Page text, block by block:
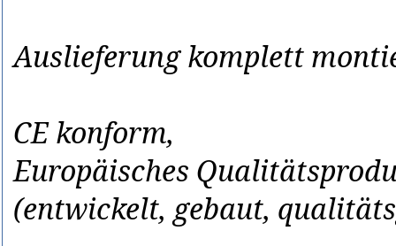
Auslieferung komplett
CE konform,
Europäisches
(entwickelt, gebaut,